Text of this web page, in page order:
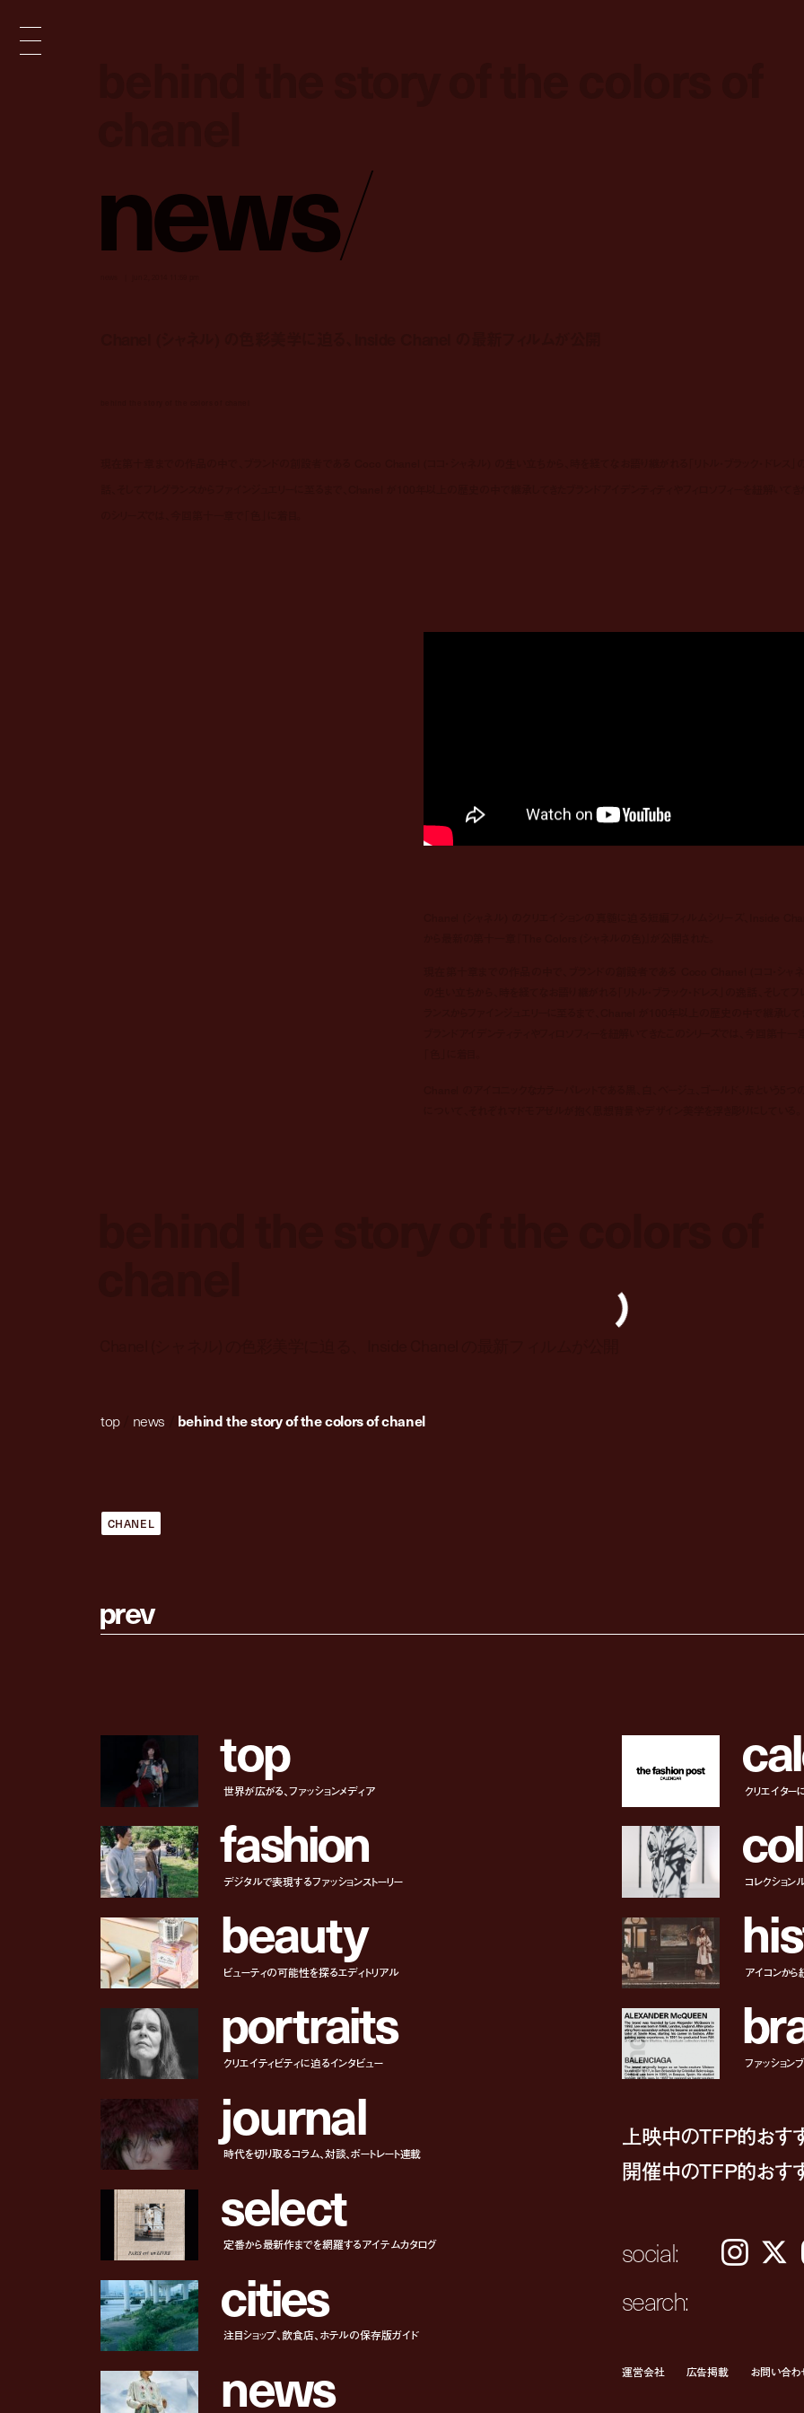
news/
top/ news behind the story of the colors of chanel
CHANEL
prev
top
世界が広がる、ファッションメディア
fashion
デジタルで表現するファッションストーリー
beauty
ビューティの可能性を探るエディトリアル
portraits
クリエイティビティに迫るインタビュー
journal
時代を切り取るコラム、対談、ポートレート連載
select
定番から最新作までを網羅するアイテムカタログ
cities
注目ショップ、飲食店、ホテルの保存版ガイド
news
cal
クリエイター
col
コレクション
his
アイコンから
br
ファッション
上映中のTFP的おす
開催中のTFP的おす
social: Instagram 𝕏
search:
運営会社 広告掲載 お問い合わ